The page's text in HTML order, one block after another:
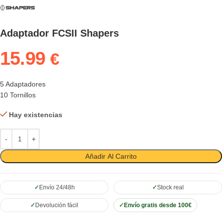
Adaptador FCSII Shapers
15.99€
5 Adaptadores
10 Tornillos
Hay existencias
Añadir Al Carrito
Envío 24/48h Stock real
Devolución fácil Envío gratis desde 100€